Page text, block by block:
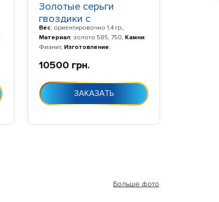
Золотые серьги
гвоздики с
маленькими
фианитами
Вес: ориентировочно 1.4 гр.,
Материал: золото 585, 750, Камни:
Фианит, Изготовление:
заказа
10500 грн.
ЗАКАЗАТЬ
Больше фото